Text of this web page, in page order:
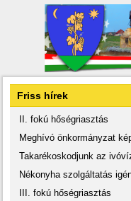
Friss hírek
II. fokú hőségriasztás
Meghívó önkormányzat
Takarékoskodjunk az
Nékonyha szolgáltatás
III. fokú hőségriasztás